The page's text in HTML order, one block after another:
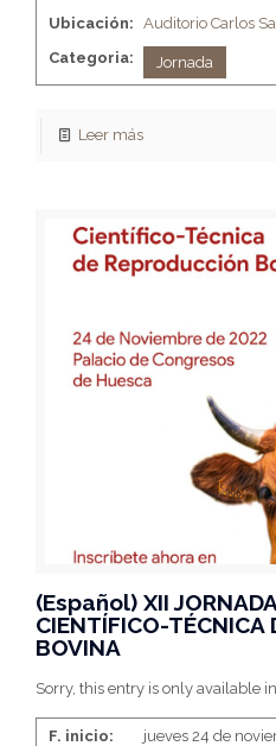
Ubicación: Auditorio Carlos
Categoria:
Jornada
Leer más
(Español) XII
CIENTÍFICO-TÉCNICA
BOVINA
Sorry, this entry is only available
F. inicio:
jueves 24 de